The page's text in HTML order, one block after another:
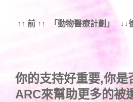
↑↑ 前 ↑↑ 「動物醫療計劃」 ↓↓
你的支持好重要,你是
ARC來幫助更多的被